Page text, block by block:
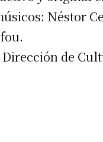
Néstor
de